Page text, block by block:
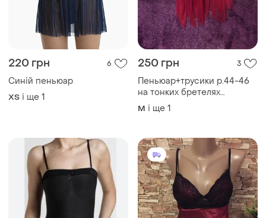
220 грн 6
Синій пеньюар
ХS і ще 1
250 грн 3
Пеньюар+трусики р.44-46
на тонких бретелях
прозорий
M і ще 1